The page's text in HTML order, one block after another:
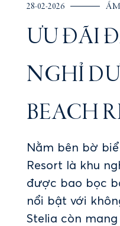
28-02-2026
ƯU ĐÃI
NGHỈ
BEACH
Nằm bên bờ
Resort là khu nghỉ dưỡng mang
được bao bọc
nổi bật với
Stelia còn